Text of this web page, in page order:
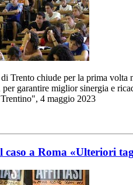
Trento chiude per la prima volta
garantire miglior sinergia e
4 maggio 2023
caso a Roma «Ulteriori